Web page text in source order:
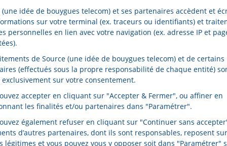
pour amplifier
le mouvement solidaire Source
!
uniques à partager. Ensemble, nous pouvons
et à devenir un
? Découvrez dès
et plongez dans cette aventure collective !
sur notre site et devenez unSourcier solidaire
(une idée de bouygues telecom) et ses partenaires accèdent et
sur votre terminal (ex. traceurs ou identifiants) et
personnelles en lien avec votre navigation (ex. adresse IP et
de Source (une idée de bouygues telecom) et de certains
(effectués sous la propre responsabilité de chaque entité)
sur votre consentement.
accepter en cliquant sur "Accepter & Fermer", ou affiner en
les finalités et/ou partenaires dans "Paramétrer".
également refuser en cliquant sur "Continuer sans
d’autres partenaires, dont ils sont responsables, reposent
légitimes et vous pouvez vous y opposer soit dans "Paramétrer"